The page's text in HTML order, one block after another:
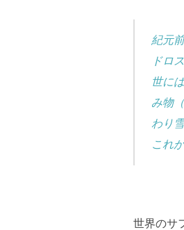
紀元
ドロ
世に
み物
わり
これ
世界のサ